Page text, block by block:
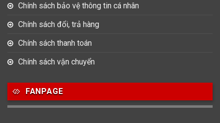
Chính sách bảo vệ thông tin cá nhân
Chính sách đổi, trả hàng
Chính sách thanh toán
Chính sách vận chuyển
FANPAGE